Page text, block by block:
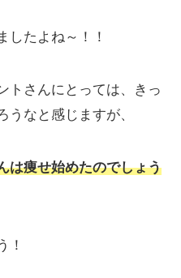
したよね～！！
トさんにとっては、きっ
うなと感じますが、
は痩せ始めたのでしょう
！